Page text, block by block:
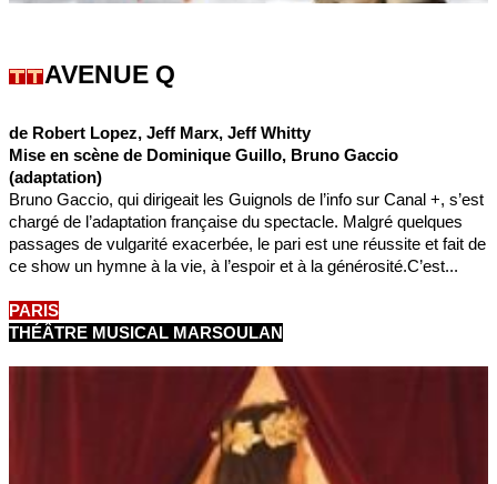
AVENUE Q
de Robert Lopez, Jeff Marx, Jeff Whitty
Mise en scène de Dominique Guillo, Bruno Gaccio
(adaptation)
Bruno Gaccio, qui dirigeait les Guignols de l’info sur Canal +, s’est
chargé de l’adaptation française du spectacle. Malgré quelques
passages de vulgarité exacerbée, le pari est une réussite et fait de
ce show un hymne à la vie, à l’espoir et à la générosité.C’est...
PARIS
THÉÂTRE MUSICAL MARSOULAN